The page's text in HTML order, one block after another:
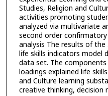
Studies, Religion and
activities promoting
analyzed via multivariate
second order
analysis The results of
life skills indicators model
data set. The
loadings explained life
and Culture learning
creative thinking, decision